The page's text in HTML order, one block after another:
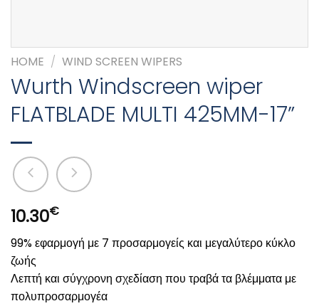
HOME / WIND SCREEN WIPERS
Wurth Windscreen wiper
FLATBLADE MULTI 425MM-17”
10.30€
99% εφαρμογή με 7 προσαρμογείς και μεγαλύτερο κύκλο
ζωής
Λεπτή και σύγχρονη σχεδίαση που τραβά τα βλέμματα με
πολυπροσαρμογέα